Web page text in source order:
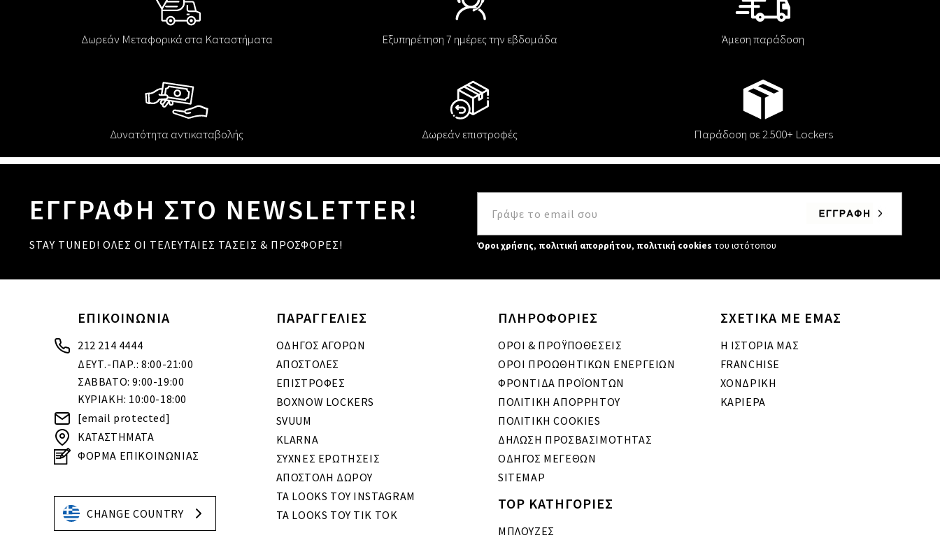
Δωρεάν Μεταφορικά στα Καταστήματα Εξυπηρέτηση 7 ημέρες την εβδομάδα Άμεση παράδοση
Δυνατότητα αντικαταβολής Δωρεάν επιστροφές Παράδοση σε 2.500+ Lockers
ΕΓΓΡΑΦΗ ΣΤΟ NEWSLETTER!
STAY TUNED! ΟΛΕΣ ΟΙ ΤΕΛΕΥΤΑΙΕΣ ΤΑΣΕΙΣ & ΠΡΟΣΦΟΡΕΣ! Όροι χρήσης, πολιτική απορρήτου, πολιτική cookies του ιστότοπου
ΕΠΙΚΟΙΝΩΝΙΑ
212 214 4444
ΔΕΥΤ.-ΠΑΡ.: 8:00-21:00
ΣΑΒΒΑΤΟ: 9:00-19:00
ΚΥΡΙΑΚΗ: 10:00-18:00
[email protected]
ΚΑΤΑΣΤΗΜΑΤΑ
ΦΟΡΜΑ ΕΠΙΚΟΙΝΩΝΙΑΣ
ΠΑΡΑΓΓΕΛΙΕΣ
ΟΔΗΓΟΣ ΑΓΟΡΩΝ
ΑΠΟΣΤΟΛΕΣ
ΕΠΙΣΤΡΟΦΕΣ
BOXNOW LOCKERS
SVUUM
KLARNA
ΣΥΧΝΕΣ ΕΡΩΤΗΣΕΙΣ
ΑΠΟΣΤΟΛΗ ΔΩΡΟΥ
ΤΑ LOOKS ΤΟΥ INSTAGRAM
ΤΑ LOOKS ΤΟΥ TIK TOK
ΠΛΗΡΟΦΟΡΙΕΣ
ΟΡΟΙ & ΠΡΟΫΠΟΘΕΣΕΙΣ
ΟΡΟΙ ΠΡΟΩΘΗΤΙΚΩΝ ΕΝΕΡΓΕΙΩΝ
ΦΡΟΝΤΙΔΑ ΠΡΟΪΟΝΤΩΝ
ΠΟΛΙΤΙΚΗ ΑΠΟΡΡΗΤΟΥ
ΠΟΛΙΤΙΚΗ COOKIES
ΔΗΛΩΣΗ ΠΡΟΣΒΑΣΙΜΟΤΗΤΑΣ
ΟΔΗΓΟΣ ΜΕΓΕΘΩΝ
SITEMAP
ΣΧΕΤΙΚΑ ΜΕ ΕΜΑΣ
Η ΙΣΤΟΡΙΑ ΜΑΣ
FRANCHISE
ΧΟΝΔΡΙΚΗ
ΚΑΡΙΕΡΑ
CHANGE COUNTRY
TOP ΚΑΤΗΓΟΡΙΕΣ
ΜΠΛΟΥΖΕΣ